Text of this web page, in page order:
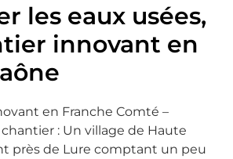
les eaux usées,
innovant en
en Franche Comté –
: Un village de Haute
près de Lure comptant un peu